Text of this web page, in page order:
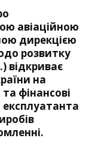
авіаційною
дирекцією
розвитку
відкриває
на
фінансові
експлуатанта